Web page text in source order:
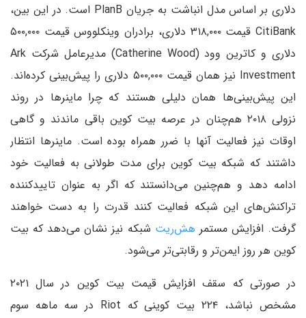
دلاری بر اساس مدل انباشت به جریان PlanB است. در این بین،
CitiBank قیمت ۳۱۸,۰۰۰ دلاری، برادران وینکلووس قیمت ۵۰۰,۰۰۰
دلاری و کاترین وود (Catherine Wood) مدیرعامل شرکت Ark
Investment نیز همان قیمت ۵۰۰,۰۰۰ دلاری را پیش‌بینی کرده‌اند.
این پیش‌بینی‌‌ها همان دلیلی هستند که چرا ماینرها در روند
نزولی ۲۰۱۸ هم‌چنان در عرصه بیت کوین باقی ماندند و گاهی
اوقات نیز فعالیت آنها با ضرر همراه بوده است. ماینرها انتظار
داشتند که شبکه بیت کوین برای مدت‌ طولانی به فعالیت خود
ادامه دهد و هم‌چنین می‌دانستند که اگر به عنوان تاییدکننده
تراکنش‌های این شبکه فعالیت کنند قدرت را به دست خواهند
گرفت. افزایش مستمر هش‌ریت شبکه نیز نشان می‌دهد که بیت
کو‌ین هر روز ایمن‌تر و رقابتی‌تر می‌شود.
در صورتی که سقف افزایش قیمت بیت کوین در سال ۲۰۲۱
مشخص نباشد، ۲۲۴ بیت کوینی که Riot در سه ماهه سوم